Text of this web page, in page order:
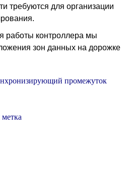
требуются для организации
работы контроллера мы
зон данных на дорожке
промежуток
метка